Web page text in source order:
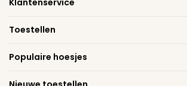
Klantenservice
Toestellen
Populaire hoesjes